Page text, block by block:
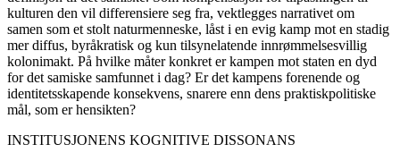
kulturen den vil differensiere seg fra, vektlegges narrativet om
samen som et stolt naturmenneske, låst i en evig kamp mot en stadig
mer diffus, byråkratisk og kun tilsynelatende innrømmelsesvillig
kolonimakt. På hvilke måter konkret er kampen mot staten en dyd
for det samiske samfunnet i dag? Er det kampens forenende og
identitetsskapende konsekvens, snarere enn dens praktiskpolitiske
mål, som er hensikten?
INSTITUSJONENS KOGNITIVE DISSONANS